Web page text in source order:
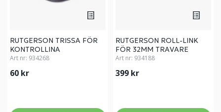
RUTGERSON TRISSA FÖR
KONTROLLINA
Art nr: 934268
60 kr
RUTGERSON ROLL-LINK
FÖR 32MM TRAVARE
Art nr: 934188
399 kr